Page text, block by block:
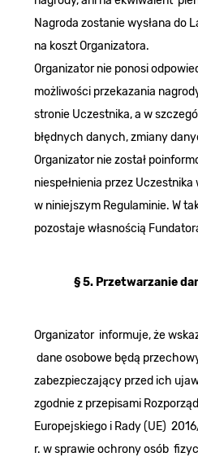
Nagroda zostanie wysłana do
na koszt Organizatora.
Organizator nie ponosi
możliwości przekazania
stronie Uczestnika, a w
błędnych danych, zmiany
Organizator nie został
niespełnienia przez
w niniejszym Regulaminie. W
pozostaje własnością
§ 5. Przetwarzanie
Organizator informuje, że
dane osobowe będą
zabezpieczający przed ich
zgodnie z przepisami
Europejskiego i Rady (UE)
r. w sprawie ochrony osób